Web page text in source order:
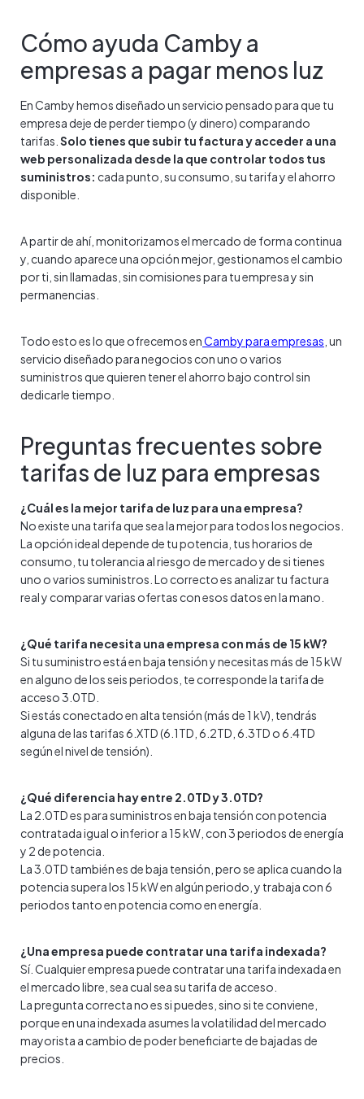
Cómo ayuda Camby a
empresas a pagar menos luz
En Camby hemos diseñado un servicio pensado para que tu
empresa deje de perder tiempo (y dinero) comparando
tarifas. Solo tienes que subir tu factura y acceder a una
web personalizada desde la que controlar todos tus
suministros: cada punto, su consumo, su tarifa y el ahorro
disponible.
A partir de ahí, monitorizamos el mercado de forma continua
y, cuando aparece una opción mejor, gestionamos el cambio
por ti, sin llamadas, sin comisiones para tu empresa y sin
permanencias.
Todo esto es lo que ofrecemos enCamby para empresas , un
servicio diseñado para negocios con uno o varios
suministros que quieren tener el ahorro bajo control sin
dedicarle tiempo.
Preguntas frecuentes sobre
tarifas de luz para empresas
¿Cuál es la mejor tarifa de luz para una empresa?
No existe una tarifa que sea la mejor para todos los negocios.
La opción ideal depende de tu potencia, tus horarios de
consumo, tu tolerancia al riesgo de mercado y de si tienes
uno o varios suministros. Lo correcto es analizar tu factura
real y comparar varias ofertas con esos datos en la mano.
¿Qué tarifa necesita una empresa con más de 15 kW?
Si tu suministro está en baja tensión y necesitas más de 15 kW
en alguno de los seis periodos, te corresponde la tarifa de
acceso 3.0TD.
Si estás conectado en alta tensión (más de 1 kV), tendrás
alguna de las tarifas 6.XTD (6.1TD, 6.2TD, 6.3TD o 6.4TD
según el nivel de tensión).
¿Qué diferencia hay entre 2.0TD y 3.0TD?
La 2.0TD es para suministros en baja tensión con potencia
contratada igual o inferior a 15 kW, con 3 periodos de energía
y 2 de potencia.
La 3.0TD también es de baja tensión, pero se aplica cuando la
potencia supera los 15 kW en algún periodo, y trabaja con 6
periodos tanto en potencia como en energía.
¿Una empresa puede contratar una tarifa indexada?
Sí. Cualquier empresa puede contratar una tarifa indexada en
el mercado libre, sea cual sea su tarifa de acceso.
La pregunta correcta no es si puedes, sino si te conviene,
porque en una indexada asumes la volatilidad del mercado
mayorista a cambio de poder beneficiarte de bajadas de
precios.